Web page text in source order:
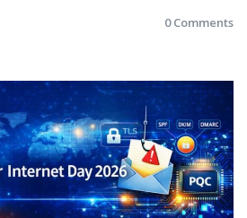
0 Comments